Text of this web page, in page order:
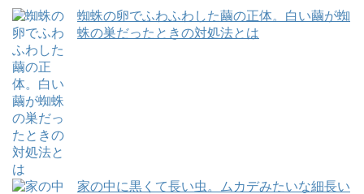
蜘蛛の卵でふわふわした繭の正体。白い繭が蜘
蛛の巣だったときの対処法とは
家の中に黒くて長い虫。ムカデみたいな細長い